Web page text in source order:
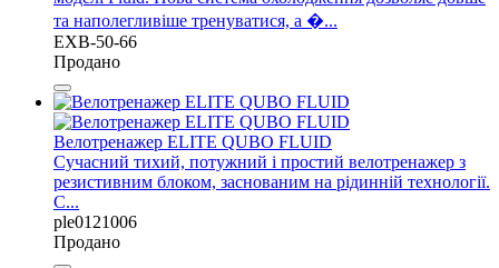
та наполегливіше тренуватися, а �...
EXB-50-66
Продано
Велотренажер ELITE QUBO FLUID
Сучасний тихий, потужний і простий велотренажер з
резистивним блоком, заснованим на рідинній технології.
С...
ple0121006
Продано